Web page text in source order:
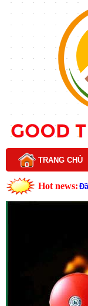
TRANG CHỦ
Hot news: